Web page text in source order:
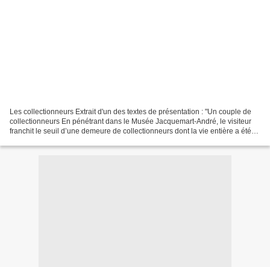
Les collectionneurs Extrait d'un des textes de présentation : "Un couple de
collectionneurs En pénétrant dans le Musée Jacquemart-André, le visiteur
franchit le seuil d’une demeure de collectionneurs dont la vie entière a été